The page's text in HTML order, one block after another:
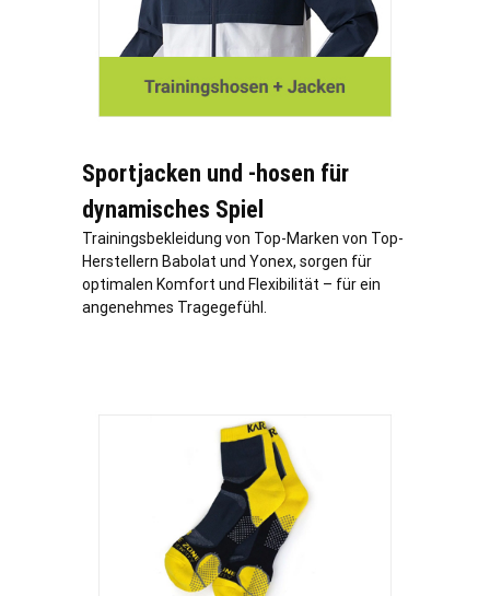
Sportjacken und -hosen für
dynamisches Spiel
Trainingsbekleidung von Top-Marken von Top-
Herstellern Babolat und Yonex, sorgen für
optimalen Komfort und Flexibilität – für ein
angenehmes Tragegefühl.